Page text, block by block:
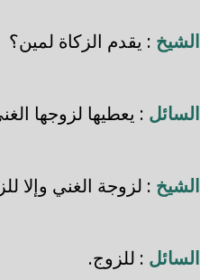
الشيخ : يقدم الزكاة لمين؟
السائل : يعطيها لزوجها
الشيخ : لزوجة الغني وإلا
السائل : للزوج.